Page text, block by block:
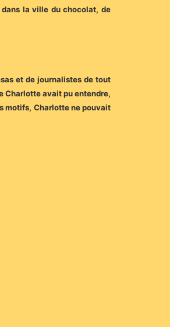
dans la ville du chocolat, de
et de journalistes de tout
Charlotte avait pu entendre,
motifs, Charlotte ne pouvait